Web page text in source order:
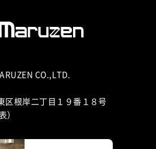
CO.,LTD.
根岸二丁目１９番１８号